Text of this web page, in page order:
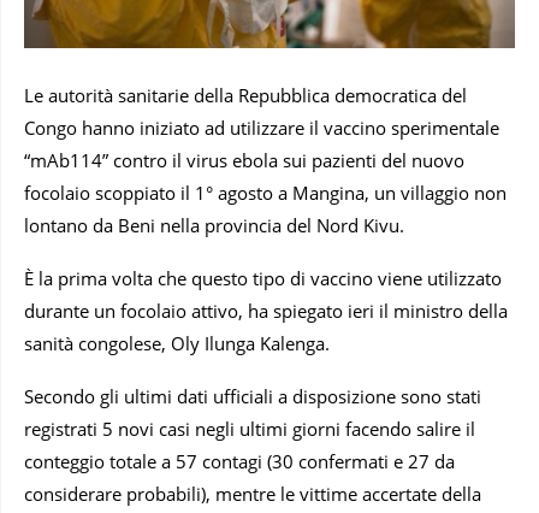
Le autorità sanitarie della Repubblica democratica del
Congo hanno iniziato ad utilizzare il vaccino sperimentale
“mAb114” contro il virus ebola sui pazienti del nuovo
focolaio scoppiato il 1° agosto a Mangina, un villaggio non
lontano da Beni nella provincia del Nord Kivu.
È la prima volta che questo tipo di vaccino viene utilizzato
durante un focolaio attivo, ha spiegato ieri il ministro della
sanità congolese, Oly Ilunga Kalenga.
Secondo gli ultimi dati ufficiali a disposizione sono stati
registrati 5 novi casi negli ultimi giorni facendo salire il
conteggio totale a 57 contagi (30 confermati e 27 da
considerare probabili), mentre le vittime accertate della